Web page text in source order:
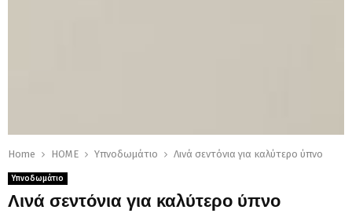
Home HOME Υπνοδωμάτιο Λινά σεντόνια για καλύτερο ύπνο
Υπνοδωμάτιο
Λινά σεντόνια για καλύτερο ύπνο